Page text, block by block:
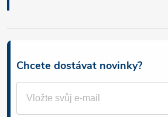
Chcete dostávat novinky?